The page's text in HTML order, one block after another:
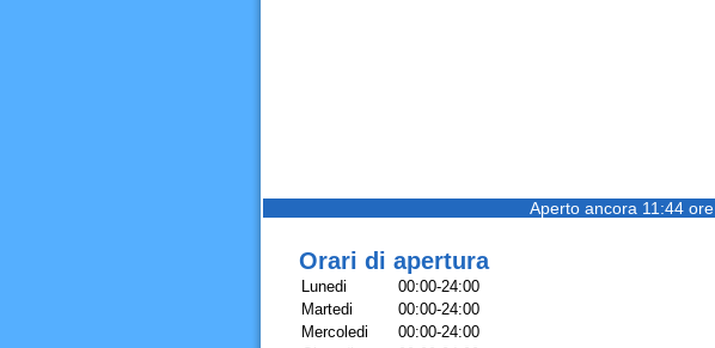
Aperto ancora 11:44 ore
Orari di apertura
Lunedi
00:00-24:00
Martedi
00:00-24:00
Mercoledi
00:00-24:00